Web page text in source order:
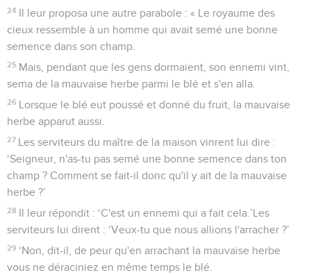
24 Il leur proposa une autre parabole : « Le royaume des
cieux ressemble à un homme qui avait semé une bonne
semence dans son champ.
25 Mais, pendant que les gens dormaient, son ennemi vint,
sema de la mauvaise herbe parmi le blé et s'en alla.
26 Lorsque le blé eut poussé et donné du fruit, la mauvaise
herbe apparut aussi.
27 Les serviteurs du maître de la maison vinrent lui dire :
‘Seigneur, n'as-tu pas semé une bonne semence dans ton
champ ? Comment se fait-il donc qu'il y ait de la mauvaise
herbe ?’
28 Il leur répondit : ‘C'est un ennemi qui a fait cela.’Les
serviteurs lui dirent : ‘Veux-tu que nous allions l'arracher ?’
29 ‘Non, dit-il, de peur qu'en arrachant la mauvaise herbe
vous ne déraciniez en même temps le blé.